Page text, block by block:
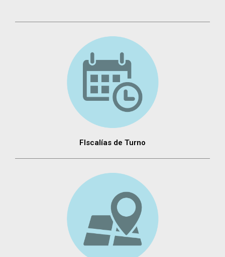
FIscalías de Turno